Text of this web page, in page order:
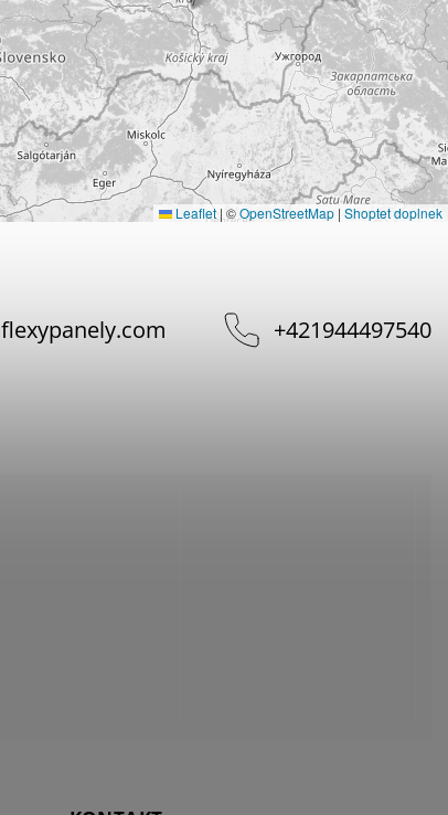
Leaflet | ©OpenStreetMap | Shoptet doplnek
flexypanely.com +421944497540